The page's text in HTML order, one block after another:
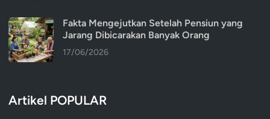
Fakta Mengejutkan Setelah Pensiun yang
Jarang Dibicarakan Banyak Orang
17/06/2026
Artikel POPULAR